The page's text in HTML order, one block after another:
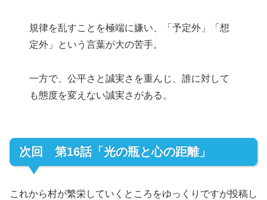
規律を乱すことを極端に嫌い、「予定外」「想
定外」という言葉が大の苦手。
一方で、公平さと誠実さを重んじ、誰に対して
も態度を変えない誠実さがある。
次回 第16話「光の瓶と心の距離」
これから村が繁栄していくところをゆっくりですが投稿し